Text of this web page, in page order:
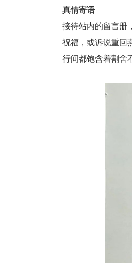
真情寄语
接待站内的留言册
祝福，或诉说重回
行间都饱含着割舍